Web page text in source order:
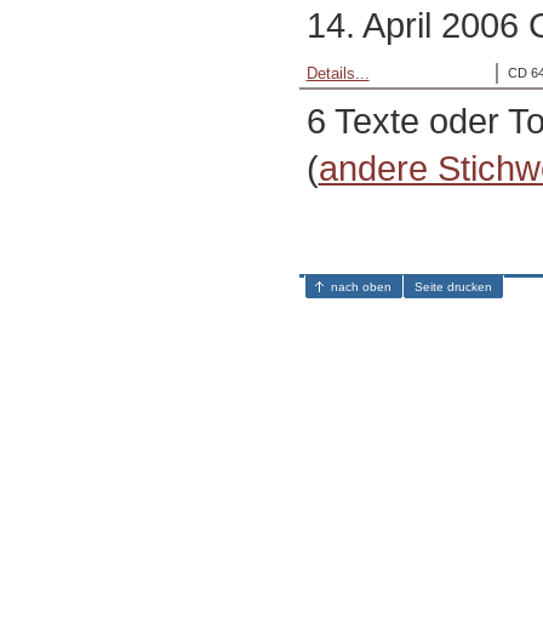
14. April 2006
CD
Details...
6 Texte oder
(andere
nach oben Seite drucken